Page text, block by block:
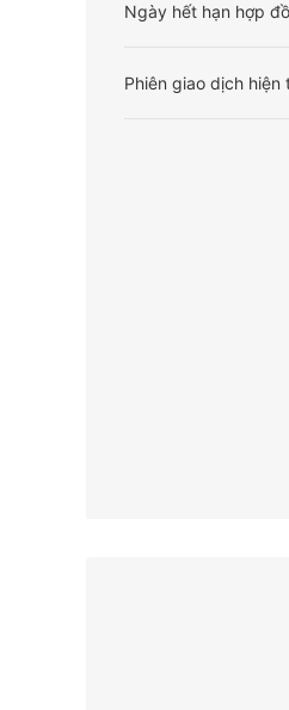
Ngày hết hạn hợp
Phiên giao dịch hiện